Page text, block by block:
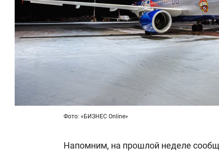
Фото: «БИЗНЕС Online»
Напомним, на прошлой неделе